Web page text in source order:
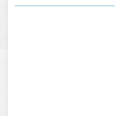
предпочтения связаны